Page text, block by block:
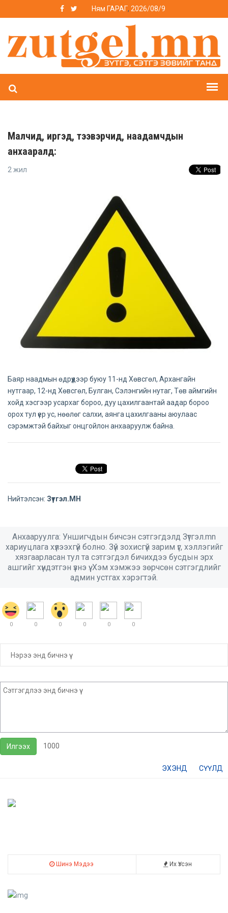
Ням ГАРАГ, 2026/08/9
Малчид, иргэд, тээвэрчид, наадамчдын
анхааралд:
2 жил
Баяр наадмын өдрүүдээр буюу 11-нд Хөвсгөл, Архангайн
нутгаар, 12-нд Хөвсгөл, Булган, Сэлэнгийн нутаг, Төв аймгийн
хойд хэсгээр усархаг бороо, дуу цахилгаантай аадар бороо
орох тул үер ус, нөөлөг салхи, аянга цахилгааны аюулаас
сэрэмжтэй байхыг онцгойлон анхааруулж байна.
Нийтэлсэн: Зүтгэл.МН
Анхааруулга: Уншигчдын бичсэн сэтгэгдэлд Зүтгэл.mn
хариуцлага хүлээхгүй болно. Зүй зохисгүй зарим үг, хэллэгийг
хязгаарласан тул та сэтгэгдэл бичихдээ бусдын эрх
ашгийг хүндэтгэн үзнэ үү. Хэм хэмжээ зөрчсөн сэтгэгдлийг
админ устгах хэрэгтэй.
0 0 0 0 0 0
Илгээх 1000
ЭХЭНД СҮҮЛД
Шинэ Мэдээ Их Үзсэн